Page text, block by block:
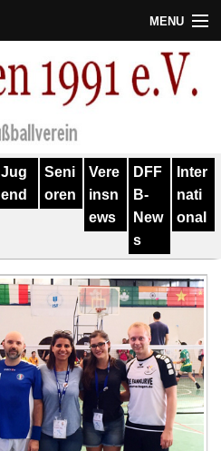
MENU
Jug
end
Seni
oren
Vere
insn
ews
DFF
B-
New
s
Inter
nati
onal